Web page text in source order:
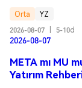
Orta
YZ
2026-08-07
5-10d
2026-08-07
META mı MU
Yatırım